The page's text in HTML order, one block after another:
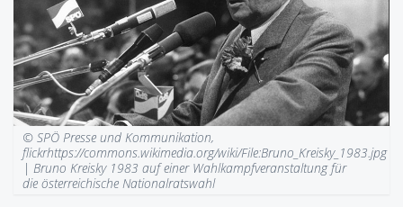
© SPÖ Presse und Kommunikation,
flickrhttps://commons.wikimedia.org/wiki/File:Bruno_Kreisky_1983.jpg
|Bruno Kreisky 1983 auf einer Wahlkampfveranstaltung für
die österreichische Nationalratswahl